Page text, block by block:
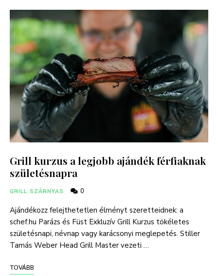
Grill kurzus a legjobb ajándék férfiaknak
születésnapra
GRILL SZÁRNYAS 0
Ajándékozz felejthetetlen élményt szeretteidnek: a
schef.hu Parázs és Füst Exkluzív Grill Kurzus tökéletes
születésnapi, névnap vagy karácsonyi meglepetés. Stiller
Tamás Weber Head Grill Master vezeti …
TOVÁBB